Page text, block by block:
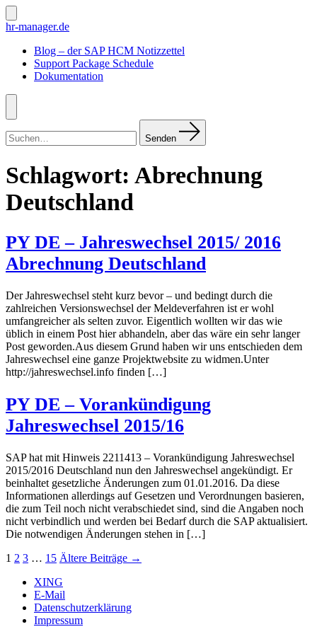
Zum
Inhalt
Suche
ein-/ausblenden
hr-manager.de
Blog – der SAP HCM Notizzettel
Support Package Schedule
Dokumentation
Menü
nach:
Senden
Schlagwort: Abrechnung
Deutschland
PY DE – Jahreswechsel 2015/ 2016
Abrechnung Deutschland
Der Jahreswechsel steht kurz bevor – und bedingt durch die
zahlreichen Versionswechsel der Meldeverfahren ist er wohl
umfangreicher als selten zuvor. Eigentlich wollten wir das wie
üblich in einem Post hier abhandeln, aber das wäre ein sehr langer
Post geworden.Aus diesem Grund haben wir uns entschieden dem
Jahreswechsel eine ganze Projektwebsite zu widmen.Unter
http://jahreswechsel.info finden […]
PY DE – Vorankündigung
Jahreswechsel 2015/16
SAP hat mit Hinweis 2211413 – Vorankündigung Jahreswechsel
2015/2016 Deutschland nun den Jahreswechsel angekündigt. Er
beinhaltet gesetzliche Änderungen zum 01.01.2016. Da diese
Informationen allerdings auf Gesetzen und Verordnungen basieren,
die zum Teil noch nicht verabschiedet sind, sind die Angaben noch
nicht verbindlich und werden bei Bedarf durch die SAP aktualisiert.
Die notwendigen Änderungen stehen in […]
Seitennummerierung
der
Beiträge
1 2 3 … 15 Ältere Beiträge →
XING
E-Mail
Datenschutzerklärung
Impressum